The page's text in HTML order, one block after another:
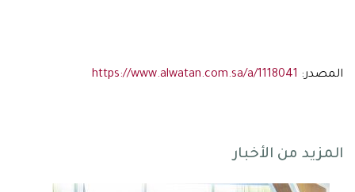
المصدر: https://www.alwatan.com.sa/a/1118041
المزيد من الأخبار